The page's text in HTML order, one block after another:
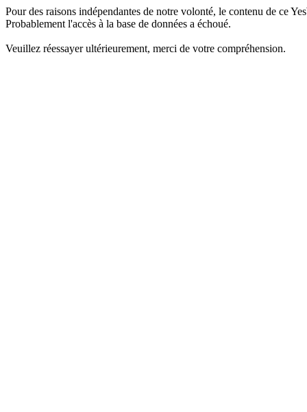
Pour des raisons indépendantes de notre volonté, le contenu de ce
Probablement l'accès à la base de données a échoué.
Veuillez réessayer ultérieurement, merci de votre compréhension.